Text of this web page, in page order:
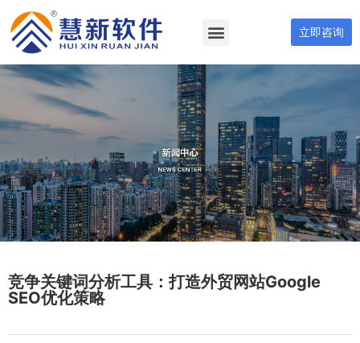
立即咨询
竞争关键词分析工具：打造外贸网站Google
SEO优化策略